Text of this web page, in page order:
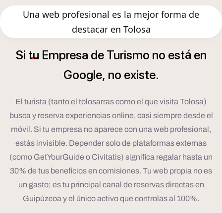
Una web profesional es la mejor forma de
destacar en Tolosa
Si tu Empresa de Turismo no está en
Google, no existe.
El turista (tanto el tolosarras como el que visita Tolosa)
busca y reserva experiencias online, casi siempre desde el
móvil. Si tu empresa no aparece con una web profesional,
estás invisible. Depender solo de plataformas externas
(como GetYourGuide o Civitatis) significa regalar hasta un
30% de tus beneficios en comisiones. Tu web propia no es
un gasto; es tu principal canal de reservas directas en
Guipúzcoa y el único activo que controlas al 100%.